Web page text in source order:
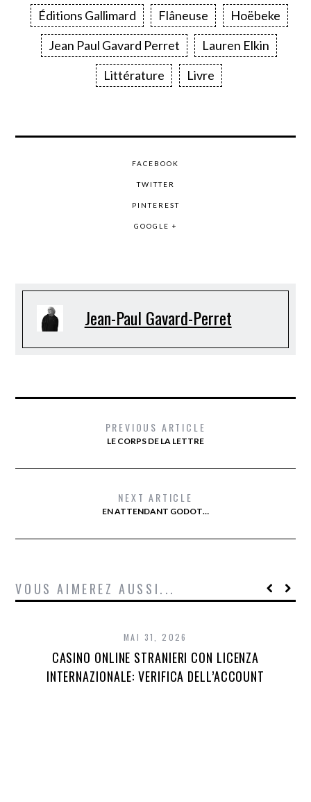
Éditions Gallimard Flâneuse
Hoëbeke
Jean Paul Gavard Perret
Lauren Elkin
Littérature
Livre
FACEBOOK
TWITTER
PINTEREST
GOOGLE +
Jean-Paul Gavard-Perret
PREVIOUS ARTICLE
LE CORPS DE LA LETTRE
NEXT ARTICLE
EN ATTENDANT GODOT…
VOUS AIMEREZ AUSSI...
MAI 31, 2026
CASINO ONLINE STRANIERI CON LICENZA
INTERNAZIONALE: VERIFICA DELL’ACCOUNT